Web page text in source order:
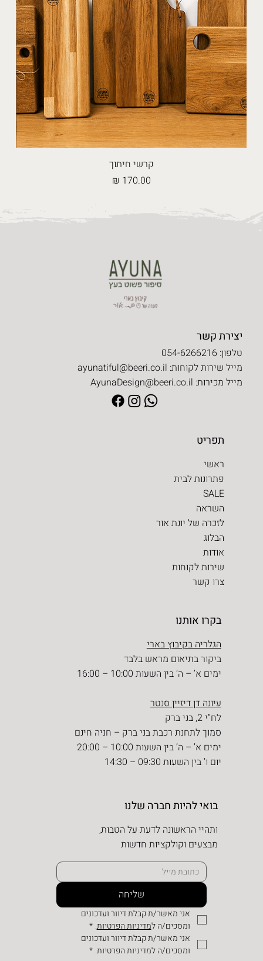
קרשי חיתוך
מחיר
בקרו אותנו
הגלריה בקיבוץ בארי
ביקור בתיאום מראש בלבד
ימים א’ – ה’ בין השעות 10:00 – 16:00
עיונה דן דיזיין סנטר
לח”י 2, בני ברק
סמוך לתחנת רכבת בני ברק – חניה חינם
ימים א’ – ה’ בין השעות 10:00 – 20:00
יום ו’ בין השעות 09:30 – 14:30
תפריט
ראשי
פתרונות לבית
SALE
השראה
לזכרה של יונת אור
הבלוג
אודות
שירות לקוחות
צרו קשר
בואי להיות חברה שלנו
ותהיי הראשונה לדעת על הטבות,
מבצעים וקולקציות חדשות
שליחה
ומסכים/ה למדיניות הפרטיות.
*
ומסכים/ה למדיניות הפרטיות. *
יצירת קשר
טלפון: 054-6266216
מייל שירות לקוחות: ayunatiful@beeri.co.il
מייל מכירות: AyunaDesign@beeri.co.il